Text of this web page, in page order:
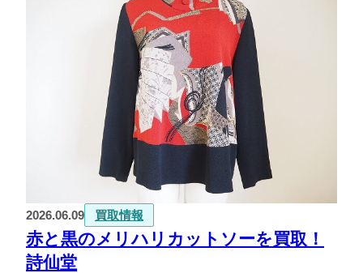
2026.06.09 買取情報
赤と黒のメリハリカットソーを買取！
詩仙堂